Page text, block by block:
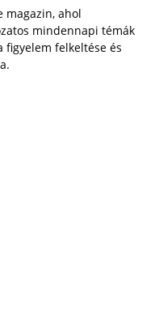
magazin, ahol
mindennapi témák
figyelem felkeltése és